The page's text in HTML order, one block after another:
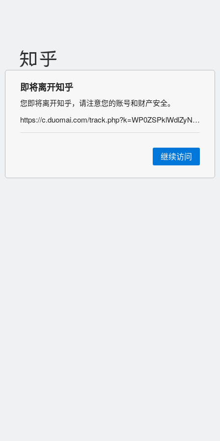
即将离开知乎
您即将离开知乎，请注意您的账号和财产安全。
https://c.duomai.com/track.php?k=WP0ZSPklWdlZyN4MTPklWYmYDO5IDNy0DZp9VZ0l2cmYiRyUSbvNmLsxWYtZnL3d3dGJTJGJTJBNTJzBHd0h
继续访问